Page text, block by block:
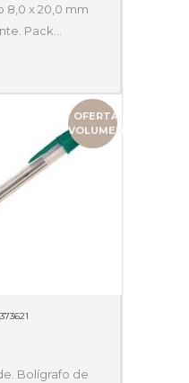
8,0 x 20,0 mm
Pack…
OFERTA
VOLUMEN
Bolígrafo de